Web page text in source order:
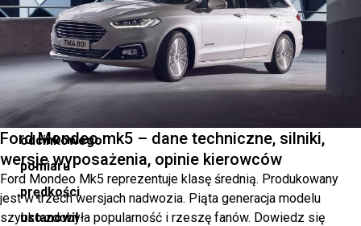
się
miejscem,
gdzie
nowoczesny
system
odcinkowego
pomiaru
prędkości
ustanowił
Ford Mondeo mk5 – dane techniczne, silniki,
wersje wyposażenia, opinie kierowców
Ford Mondeo Mk5 reprezentuje klasę średnią. Produkowany
jest w trzech wersjach nadwozia. Piąta generacja modelu
szybko zdobyła popularność i rzeszę fanów. Dowiedz się